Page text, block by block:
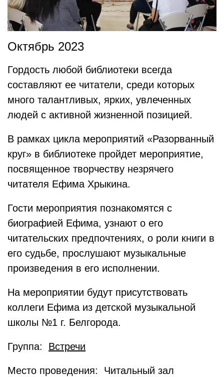
Октябрь 2023
Гордость любой библиотеки всегда
составляют ее читатели, среди которых
много талантливых, ярких, увлеченных
людей с активной жизненной позицией.
В рамках цикла мероприятий «Разорванный
круг» в библиотеке пройдет мероприятие,
посвященное творчеству незрячего
читателя Ефима Хрыкина.
Гости мероприятия познакомятся с
биографией Ефима, узнают о его
читательских предпочтениях, о роли книги в
его судьбе, прослушают музыкальные
произведения в его исполнении.
На мероприятии будут присутствовать
коллеги Ефима из детской музыкальной
школы №1 г. Белгорода.
Группа: Встречи
Место проведения: Читальный зал